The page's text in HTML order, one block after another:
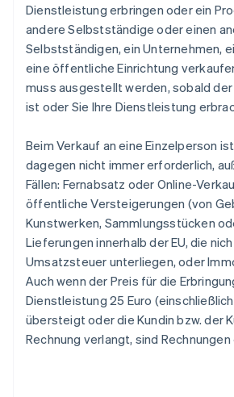
Dienstleistung erbringen oder ein
andere Selbstständige oder einen
Selbstständigen, ein Unternehmen,
eine öffentliche Einrichtung
muss ausgestellt werden, sobald
ist oder Sie Ihre Dienstleistung
Beim Verkauf an eine Einzelperson
dagegen nicht immer erforderlich,
Fällen: Fernabsatz oder Online-
öffentliche Versteigerungen (von
Kunstwerken, Sammlungsstücken
Lieferungen innerhalb der EU, die
Umsatzsteuer unterliegen, oder
Auch wenn der Preis für die
Dienstleistung 25 Euro
übersteigt oder die Kundin bzw. der
Rechnung verlangt, sind